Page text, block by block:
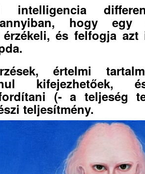
intelligencia
hogy egy
és felfogja
értelmi
kifejezhetőek,
(- a teljeség
teljesítmény.